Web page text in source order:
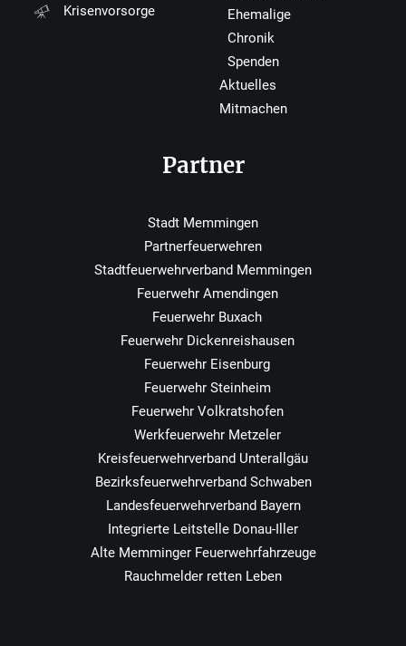
Krisenvorsorge
Ehemalige
Chronik
Spenden
Aktuelles
Mitmachen
Partner
Stadt Memmingen
Partnerfeuerwehren
Stadtfeuerwehrverband Memmingen
Feuerwehr Amendingen
Feuerwehr Buxach
Feuerwehr Dickenreishausen
Feuerwehr Eisenburg
Feuerwehr Steinheim
Feuerwehr Volkratshofen
Werkfeuerwehr Metzeler
Kreisfeuerwehrverband Unterallgäu
Bezirksfeuerwehrverband Schwaben
Landesfeuerwehrverband Bayern
Integrierte Leitstelle Donau-Iller
Alte Memminger Feuerwehrfahrzeuge
Rauchmelder retten Leben